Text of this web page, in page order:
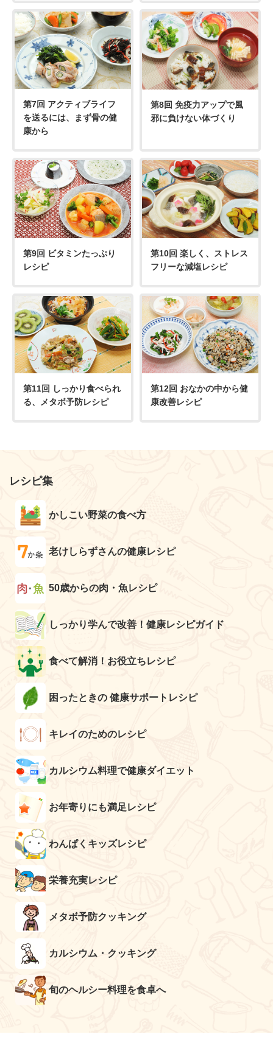
第7回 アクティブライフ
を送るには、まず骨の健
康から
第8回 免疫力アップで風
邪に負けない体づくり
第9回 ビタミンたっぷり
レシピ
第10回 楽しく、ストレス
フリーな減塩レシピ
第11回 しっかり食べられ
る、メタボ予防レシピ
第12回 おなかの中から健
康改善レシピ
レシピ集
かしこい野菜の食べ方
老けしらずさんの健康レシピ
50歳からの肉・魚レシピ
しっかり学んで改善！健康レシピガイド
食べて解消！お役立ちレシピ
困ったときの 健康サポートレシピ
キレイのためのレシピ
カルシウム料理で健康ダイエット
お年寄りにも満足レシピ
わんぱくキッズレシピ
栄養充実レシピ
メタボ予防クッキング
カルシウム・クッキング
旬のヘルシー料理を食卓へ